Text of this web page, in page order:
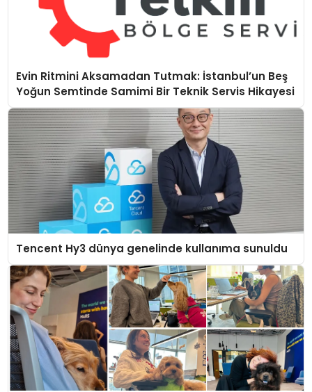
Evin Ritmini Aksamadan Tutmak: İstanbul’un Beş
Yoğun Semtinde Samimi Bir Teknik Servis Hikayesi
Tencent Hy3 dünya genelinde kullanıma sunuldu